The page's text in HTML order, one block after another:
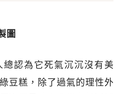
圖
認為它死氣沉沉沒有美
豆糕，除了過氣的理性外